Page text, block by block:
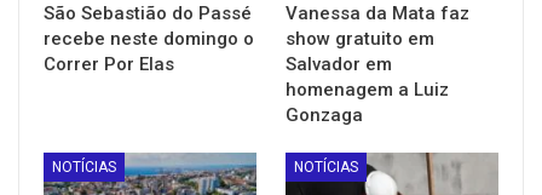
São Sebastião do Passé
recebe neste domingo o
Correr Por Elas
Vanessa da Mata faz
show gratuito em
Salvador em
homenagem a Luiz
Gonzaga
NOTÍCIAS NOTÍCIAS